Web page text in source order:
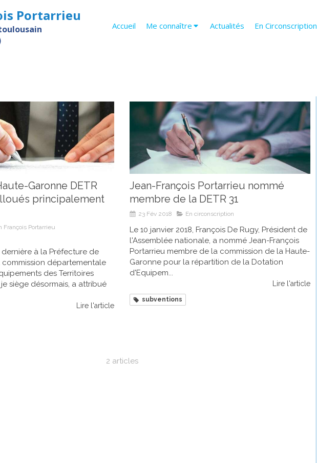
Accueil Me connaître Actualités En Circonscription
Portarrieu
Garonne DETR
principalement
François Portarrieu
dernière à la Préfecture de
commission départementale
des Territoires
je siège désormais, a attribué
Lire l'article
Jean-François Portarrieu nommé
membre de la DETR 31
23 Fév 2018 En circonscription
Le 10 janvier 2018, François De Rugy, Président de
l'Assemblée nationale, a nommé Jean-François
Portarrieu membre de la commission de la Haute-
Garonne pour la répartition de la Dotation
d'Equipem...
Lire l'article
subventions
2 articles